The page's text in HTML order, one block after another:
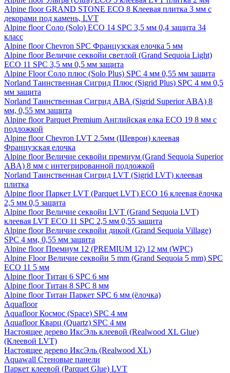
Alpine floor GRAND STONE ECO 8 Клеевая плитка 3 мм с
декорами под камень, LVT
Alpine floor Соло (Solo) ECO 14 SPC 3,5 мм 0,4 защита 34
класс
Alpine floor Chevron SPC Французская елочка 5 мм
Alpine floor Величие секвойи светлой (Grand Sequoia Light)
ECO 11 SPC 3,5 мм 0,5 мм защита
Alpine Floor Соло плюс (Solo Plus) SPC 4 мм 0,55 мм защита
Norland Таинственная Сигрид Плюс (Sigrid Plus) SPC 4 мм 0,5
мм защита
Norland Таинственная Сигрид АВА (Sigrid Superior ABA) 8
мм, 0,55 мм защита
Alpine floor Parquet Premium Английская елка ECO 19 8 мм с
подложкой
Alpine floor Chevron LVT 2.5мм (Шеврон) клеевая
Французская елочка
Alpine floor Величие секвойи премиум (Grand Sequoia Superior
ABA) 8 мм с интегрированной подложкой
Norland Таинственная Сигрид LVT (Sigrid LVT) клеевая
плитка
Alpine floor Паркет LVT (Parquet LVT) ECO 16 клеевая ёлочка
2,5 мм 0,5 защита
Alpine floor Величие секвойи LVT (Grand Sequoia LVT)
клеевая LVT ECO 11 SPC 2,5 мм 0,55 защита
Alpine floor Величие секвойи дикой (Grand Sequoia Village)
SPC 4 мм, 0,55 мм защита
Alpine floor Премиум 12 (PREMIUM 12) 12 мм (WPC)
Alpine Floor Величие секвойи 5 mm (Grand Sequoia 5 mm) SPC
ECO 11 5 мм
Alpine floor Титан 6 SPC 6 мм
Alpine floor Титан 8 SPC 8 мм
Alpine floor Титан Паркет SPC 6 мм (ёлочка)
Aquafloor
Aquafloor Космос (Space) SPC 4 мм
Aquafloor Кварц (Quartz) SPC 4 мм
Настоящее дерево ИксЭль клеевой (Realwood XL Glue)
(Клеевой LVT)
Настоящее дерево ИксЭль (Realwood XL)
Aquawall Стеновые панели
Паркет клеевой (Parquet Glue) LVT